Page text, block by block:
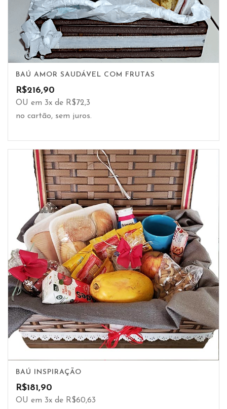
BAÚ AMOR SAUDÁVEL COM FRUTAS
R$216,90
OU em 3x de R$72,3
no cartão, sem juros.
BAÚ INSPIRAÇÃO
R$181,90
OU em 3x de R$60,63